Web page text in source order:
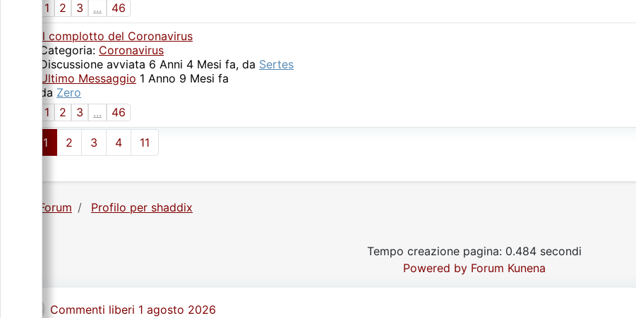
1
2 3 ...
46
Il complotto del Coronavirus
Categoria: Coronavirus
Discussione avviata 6 Anni 4 Mesi fa, da Sertes
Ultimo Messaggio 1 Anno 9 Mesi fa
da Zero
1
2 3 ... 46
1 2 3 4 11
Forum Profilo per shaddix
Tempo creazione pagina: 0.484 secondi
Powered by Forum Kunena
Commenti liberi 1 agosto 2026